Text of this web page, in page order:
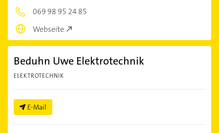
069 98 95 24 85
Webseite
Beduhn Uwe Elektrotechnik
ELEKTROTECHNIK
E-Mail